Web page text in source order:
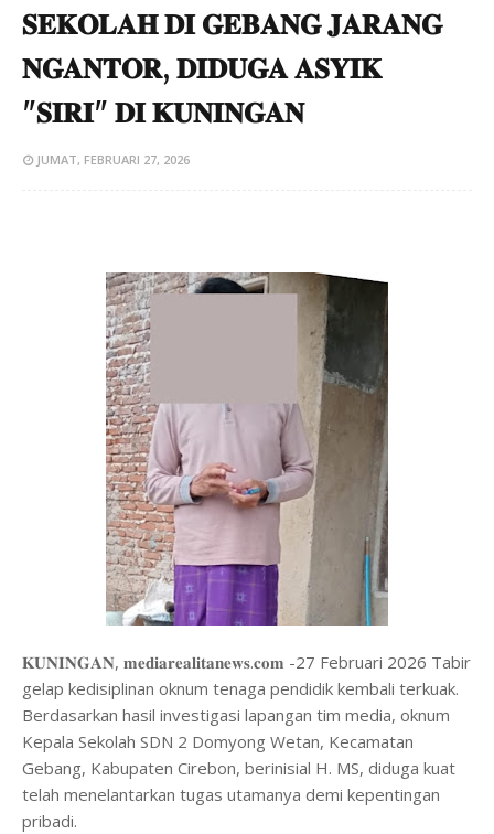
𝐒𝐄𝐊𝐎𝐋𝐀𝐇 𝐃𝐈 𝐆𝐄𝐁𝐀𝐍𝐆 𝐉𝐀𝐑𝐀𝐍𝐆
𝐍𝐆𝐀𝐍𝐓𝐎𝐑, 𝐃𝐈𝐃𝐔𝐆𝐀 𝐀𝐒𝐘𝐈𝐊
"𝐒𝐈𝐑𝐈" 𝐃𝐈 𝐊𝐔𝐍𝐈𝐍𝐆𝐀𝐍
JUMAT, FEBRUARI 27, 2026
𝐊𝐔𝐍𝐈𝐍𝐆𝐀𝐍, 𝐦𝐞𝐝𝐢𝐚𝐫𝐞𝐚𝐥𝐢𝐭𝐚𝐧𝐞𝐰𝐬.𝐜𝐨𝐦 -27 Februari 2026 Tabir
gelap kedisiplinan oknum tenaga pendidik kembali terkuak.
Berdasarkan hasil investigasi lapangan tim media, oknum
Kepala Sekolah SDN 2 Domyong Wetan, Kecamatan
Gebang, Kabupaten Cirebon, berinisial H. MS, diduga kuat
telah menelantarkan tugas utamanya demi kepentingan
pribadi.